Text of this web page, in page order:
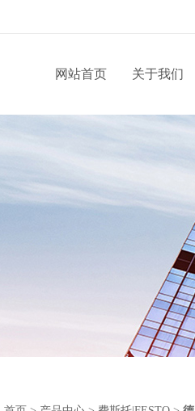
网站首页 关于我们